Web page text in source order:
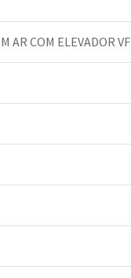
AR COM ELEVADOR VF